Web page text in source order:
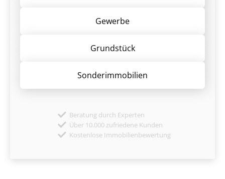
Gewerbe
Grund­stück
Sonder­immobilien
Beratung durch Experten
Über 10.000 zufriedene Kunden
Kostenlose Immobilienbewertung